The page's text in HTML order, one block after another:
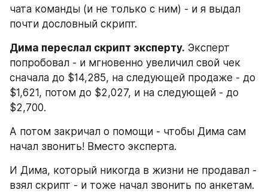
чата команды (и не только с ним) - и я выдал
почти дословный скрипт.
Дима переслал скрипт эксперту. Эксперт
попробовал - и мгновенно увеличил свой чек
сначала до $14,285, на следующей продаже - до
$1,621, потом до $2,027, и на следующей - до
$2,700.
А потом закричал о помощи - чтобы Дима сам
начал звонить! Вместо эксперта.
И Дима, который никогда в жизни не продавал -
взял скрипт - и тоже начал звонить по анкетам.